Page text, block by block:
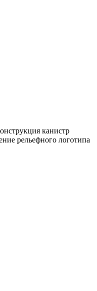
канистр
рельефного логотипа